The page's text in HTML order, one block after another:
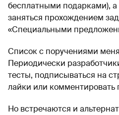
бесплатными подарками),
заняться прохождением
«Специальными
Список с поручениями
Периодически
тесты, подписываться на
лайки или комментировать
Но встречаются и